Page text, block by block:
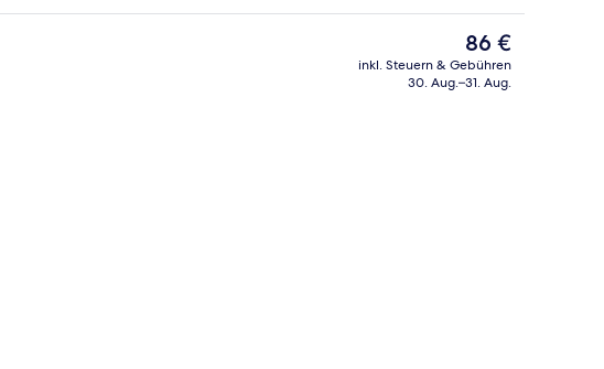
Ausblick vom Zimmer
Der
aktuelle
Preis
86 €
inkl. Steuern & Gebühren
30. Aug.–31. Aug.